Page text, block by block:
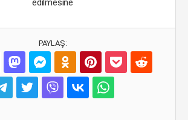
edilmesine
PAYLAŞ: